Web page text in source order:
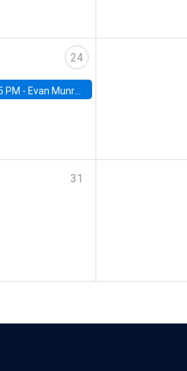
24
PM - Evan Munro, Neyman Visiting Assistant Professor in the Department of Statistics at UC Berkeley
31